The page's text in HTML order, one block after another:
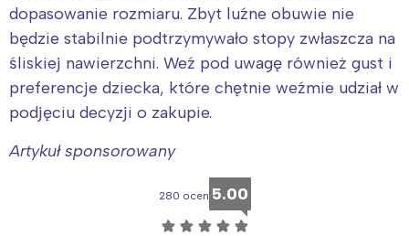
dopasowanie rozmiaru. Zbyt luźne obuwie nie
będzie stabilnie podtrzymywało stopy zwłaszcza na
śliskiej nawierzchni. Weź pod uwagę również gust i
preferencje dziecka, które chętnie weźmie udział w
podjęciu decyzji o zakupie.
Artykuł sponsorowany
280 ocen 5.00
☆ ☆ ☆ ☆ ☆